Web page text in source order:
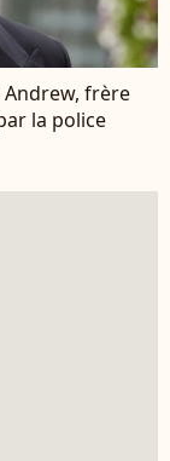
Andrew, frère
la police